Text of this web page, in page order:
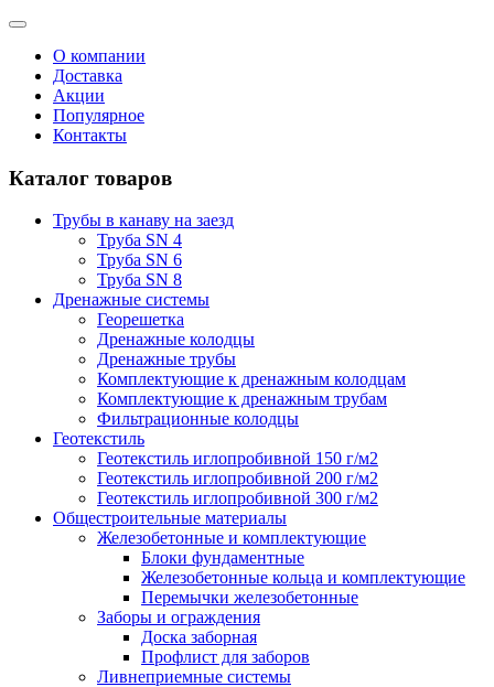
О компании
Доставка
Акции
Популярное
Контакты
Каталог товаров
Трубы в канаву на заезд
Труба SN 4
Труба SN 6
Труба SN 8
Дренажные системы
Георешетка
Дренажные колодцы
Дренажные трубы
Комплектующие к дренажным колодцам
Комплектующие к дренажным трубам
Фильтрационные колодцы
Геотекстиль
Геотекстиль иглопробивной 150 г/м2
Геотекстиль иглопробивной 200 г/м2
Геотекстиль иглопробивной 300 г/м2
Общестроительные материалы
Железобетонные и комплектующие
Блоки фундаментные
Железобетонные кольца и комплектующие
Перемычки железобетонные
Заборы и ограждения
Доска заборная
Профлист для заборов
Ливнеприемные системы